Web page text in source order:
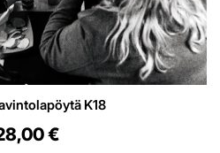
K18
€